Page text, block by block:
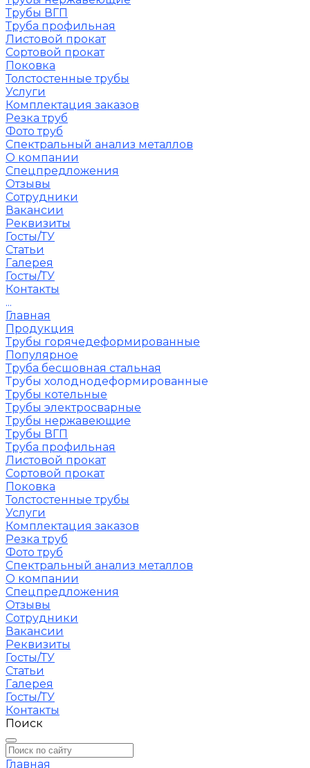
Трубы ВГП
Труба профильная
Листовой прокат
Сортовой прокат
Поковка
Толстостенные трубы
Услуги
Комплектация заказов
Резка труб
Фото труб
Спектральный анализ металлов
О компании
Спецпредложения
Отзывы
Сотрудники
Вакансии
Реквизиты
Госты/ТУ
Статьи
Галерея
Госты/ТУ
Контакты
...
Главная
Продукция
Трубы горячедеформированные
Популярное
Труба бесшовная стальная
Трубы холоднодеформированные
Трубы котельные
Трубы электросварные
Трубы нержавеющие
Трубы ВГП
Труба профильная
Листовой прокат
Сортовой прокат
Поковка
Толстостенные трубы
Услуги
Комплектация заказов
Резка труб
Фото труб
Спектральный анализ металлов
О компании
Спецпредложения
Отзывы
Сотрудники
Вакансии
Реквизиты
Госты/ТУ
Статьи
Галерея
Госты/ТУ
Контакты
Поиск
Главная